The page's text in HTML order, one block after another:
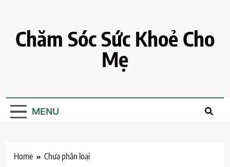
contentChăm Sóc Sức Khoẻ Cho
Mẹ
MENU
Home Chưa phân loại